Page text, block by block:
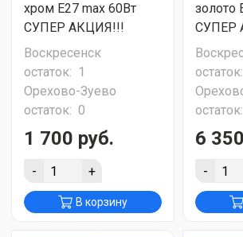
хром Е27 max 60Вт
СУПЕР АКЦИЯ!!!
Воскресенск
остаток: 1
Орехово-Зуево
остаток: 0
1 700 руб.
- +
В корзину
золото
СУПЕР
остаток:
остаток:
6
-